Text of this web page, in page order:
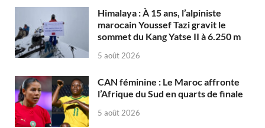
Himalaya : À 15 ans, l’alpiniste
marocain Youssef Tazi gravit le
sommet du Kang Yatse II à 6.250 m
5 août 2026
CAN féminine : Le Maroc affronte
l’Afrique du Sud en quarts de finale
5 août 2026